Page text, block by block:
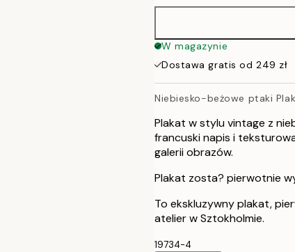
W magazynie
Dostawa gratis od 249 zł
Niebiesko-beżowe ptaki
Plakat w stylu vintage z
francuski napis i
galerii obrazów.
Plakat zosta? pierwotnie
To ekskluzywny plakat,
atelier w Sztokholmie.
19734-4